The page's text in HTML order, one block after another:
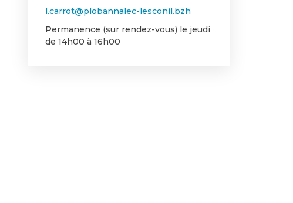
l.carrot@plobannalec-lesconil.bzh
Permanence (sur rendez-vous) le jeudi
de 14h00 à 16h00